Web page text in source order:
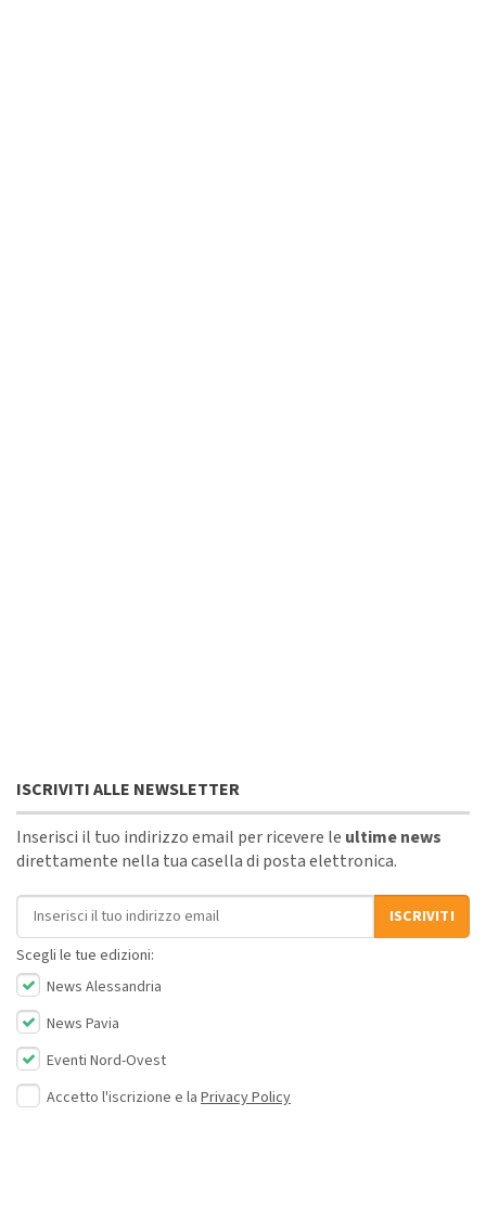
ISCRIVITI ALLE NEWSLETTER
Inserisci il tuo indirizzo email per ricevere le ultime news
direttamente nella tua casella di posta elettronica.
Indirizzo email
ISCRIVITI
Scegli le tue edizioni:
News Alessandria
News Pavia
Eventi Nord-Ovest
Accetto l'iscrizione e la Privacy Policy